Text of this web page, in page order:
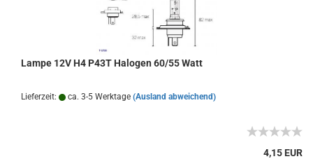
Lampe 12V H4 P43T Halogen 60/55 Watt
Lieferzeit: ca. 3-5 Werktage (Ausland abweichend)
4,15 EUR